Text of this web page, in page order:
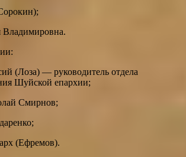
Владимировна.
(Лоза) — руководитель отдела
Шуйской епархии;
Смирнов;
(Ефремов).